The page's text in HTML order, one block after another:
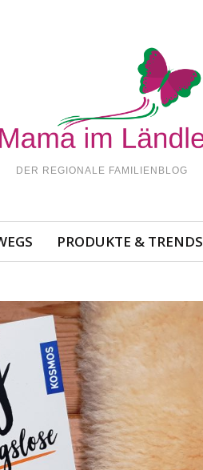
DER REGIONALE FAMILIENBLOG
PRODUKTE & TRENDS